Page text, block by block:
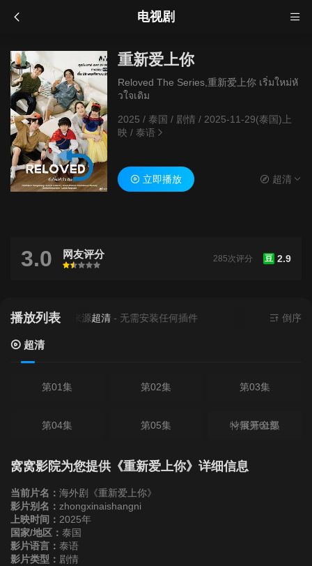
电视剧
重新爱上你
Reloved The Series,重新爱上你 เริ่มใหม่หั
วใจเดิม
2025 / 泰国 / 剧情/ 2025-11-29(泰国)上
映 / 泰语
立即播放 超清
3.0 网友评分
很差
较差还行推荐力荐
豆 2.9
285次评分
播放列表
当前资源来源 超清- 无需安装任何插件 倒序
超清
第01集 第02集 第03集
第04集 第05集 特辑第01集
第06集 第07集 第08集
第09集 第10集
展开全部
窝窝影院为您提供《重新爱上你》详细信息
当前片名： 海外剧《重新爱上你》
影片别名： zhongxinaishangni
上映时间： 2025年
国家/地区： 泰国
影片语言： 泰语
影片类型： 剧情